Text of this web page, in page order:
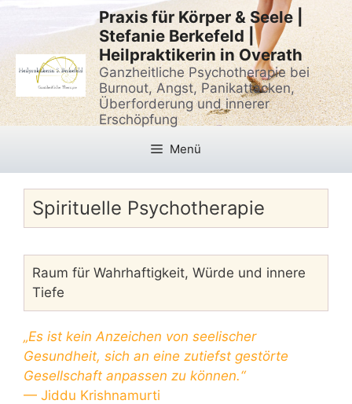
Zum
springen
Praxis für Körper & Seele |
Stefanie Berkefeld |
Heilpraktikerin in Overath
Ganzheitliche Psychotherapie bei
Burnout, Angst, Panikattacken,
Überforderung und innerer
Erschöpfung
Menü
Spirituelle Psychotherapie
Raum für Wahrhaftigkeit, Würde und innere
Tiefe
„Es ist kein Anzeichen von seelischer
Gesundheit, sich an eine zutiefst gestörte
Gesellschaft anpassen zu können.“
— Jiddu Krishnamurti